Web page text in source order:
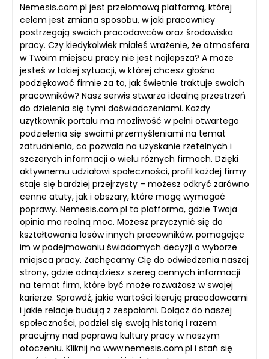
Nemesis.com.pl jest przełomową platformą, której
celem jest zmiana sposobu, w jaki pracownicy
postrzegają swoich pracodawców oraz środowiska
pracy. Czy kiedykolwiek miałeś wrażenie, że atmosfera
w Twoim miejscu pracy nie jest najlepsza? A może
jesteś w takiej sytuacji, w której chcesz głośno
podziękować firmie za to, jak świetnie traktuje swoich
pracowników? Nasz serwis stwarza idealną przestrzeń
do dzielenia się tymi doświadczeniami. Każdy
użytkownik portalu ma możliwość w pełni otwartego
podzielenia się swoimi przemyśleniami na temat
zatrudnienia, co pozwala na uzyskanie rzetelnych i
szczerych informacji o wielu różnych firmach. Dzięki
aktywnemu udziałowi społeczności, profil każdej firmy
staje się bardziej przejrzysty – możesz odkryć zarówno
cenne atuty, jak i obszary, które mogą wymagać
poprawy. Nemesis.com.pl to platforma, gdzie Twoja
opinia ma realną moc. Możesz przyczynić się do
kształtowania losów innych pracowników, pomagając
im w podejmowaniu świadomych decyzji o wyborze
miejsca pracy. Zachęcamy Cię do odwiedzenia naszej
strony, gdzie odnajdziesz szereg cennych informacji
na temat firm, które być może rozważasz w swojej
karierze. Sprawdź, jakie wartości kierują pracodawcami
i jakie relacje budują z zespołami. Dołącz do naszej
społeczności, podziel się swoją historią i razem
pracujmy nad poprawą kultury pracy w naszym
otoczeniu. Kliknij na www.nemesis.com.pl i stań się